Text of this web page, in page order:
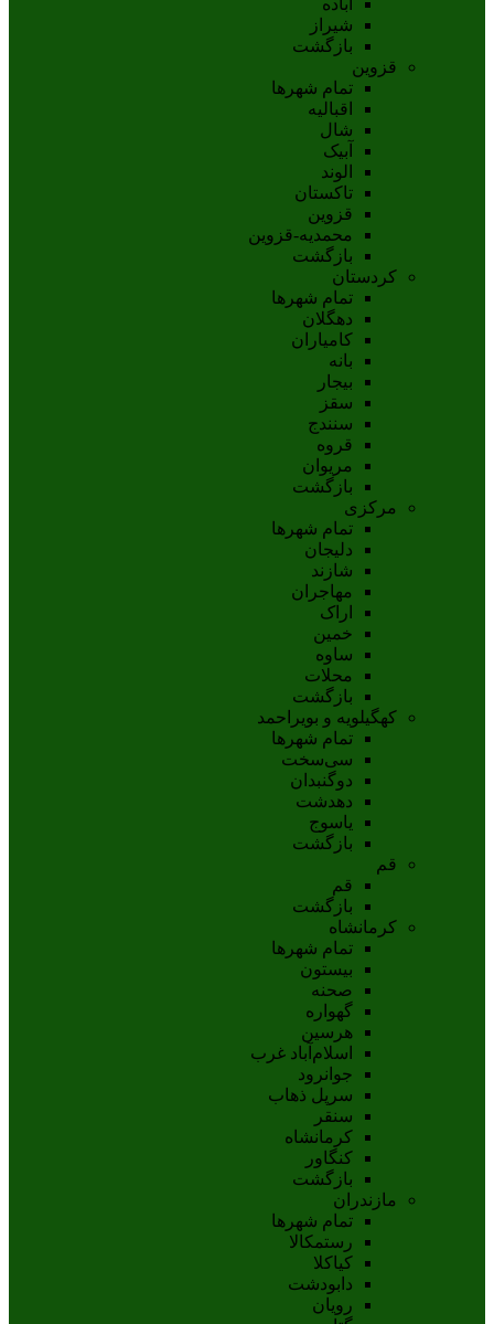
شيراز
بازگشت
قزوین
تمام شهر‌ها
اقبالیه
شال
آبيک
الوند
تاکستان
قزوين
محمديه-قزوين
بازگشت
کردستان
تمام شهر‌ها
دهگلان
کامیاران
بانه
بيجار
سقز
سنندج
قروه
مريوان
بازگشت
مرکزی
تمام شهر‌ها
دلیجان
شازند
مهاجران
اراک
خمين
ساوه
محلات
بازگشت
کهگیلویه و بویراحمد
تمام شهر‌ها
سی‌سخت
دوگنبدان
دهدشت
ياسوج
بازگشت
قم
قم
بازگشت
کرمانشاه
تمام شهر‌ها
بیستون
صحنه
گهواره
هرسین
اسلام‌‌آباد غرب
جوانرود
سرپل ذهاب
سنقر
کرمانشاه
کنگاور
بازگشت
مازندران
تمام شهر‌ها
رستمکالا
کیاکلا
دابودشت
رویان